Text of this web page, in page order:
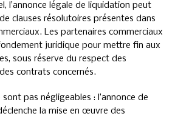
l’annonce légale de liquidation peut
clauses résolutoires présentes dans
Les partenaires commerciaux
juridique pour mettre fin aux
sous réserve du respect des
contrats concernés.
pas négligeables : l’annonce de
la mise en œuvre des